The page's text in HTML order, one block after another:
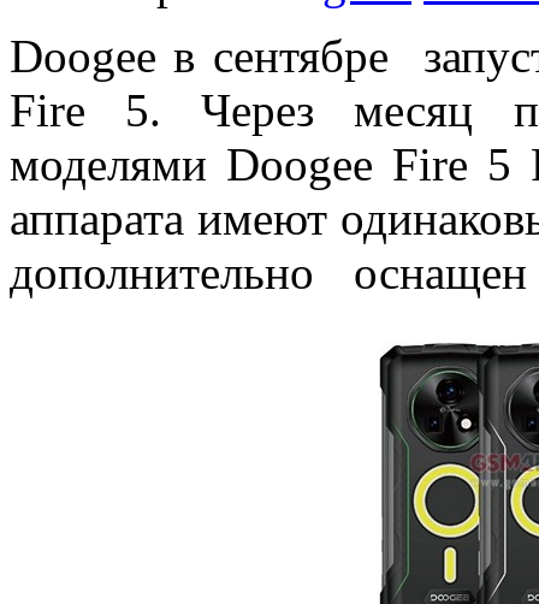
Doogee в сентябре
Fire 5. Через месяц
моделями Doogee Fire
аппарата имеют
дополнительно